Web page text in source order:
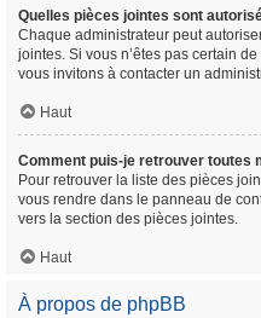
Quelles pièces jointes sont
Chaque administrateur peut
jointes. Si vous n’êtes pas certain
vous invitons à contacter un
Haut
Comment puis-je retrouver toutes
Pour retrouver la liste des pièces
vous rendre dans le panneau de
vers la section des pièces jointes.
Haut
À propos de phpBB